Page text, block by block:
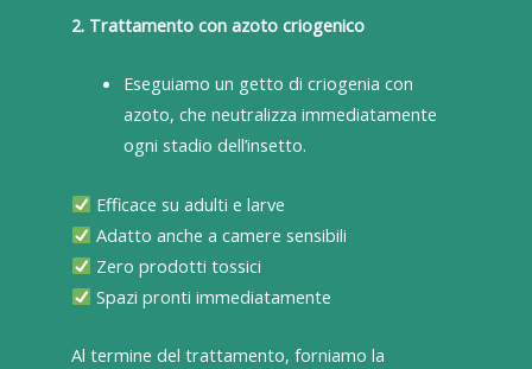
2. Trattamento con azoto criogenico
Eseguiamo un getto di criogenia con
azoto, che neutralizza immediatamente
ogni stadio dell’insetto.
Efficace su adulti e larve
Adatto anche a camere sensibili
Zero prodotti tossici
Spazi pronti immediatamente
Al termine del trattamento, forniamo la